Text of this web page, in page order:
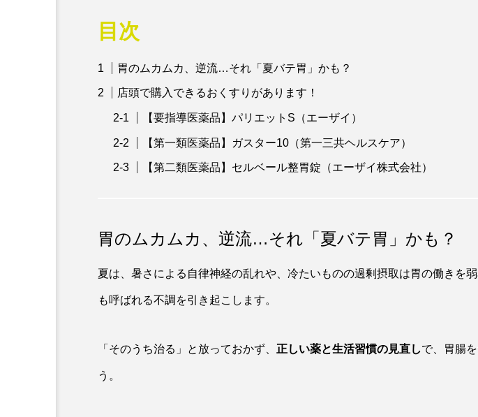
目次
胃のムカムカ、逆流…それ「夏バテ胃」かも？
店頭で購入できるおくすりがあります！
【要指導医薬品】パリエットS（エーザイ）
【第一類医薬品】ガスター10（第一三共ヘルスケア）
【第二類医薬品】セルベール整胃錠（エーザイ株式会社）
胃のムカムカ、逆流…それ「夏バテ胃」かも？
夏は、 暑さによる自律神経の乱れや、冷たいものの過剰摂取は胃の働きを
も呼ばれる不調を引き起こします。
「そのうち治る」と放っておかず、 正しい薬と生活習慣の見直しで、胃腸
う。